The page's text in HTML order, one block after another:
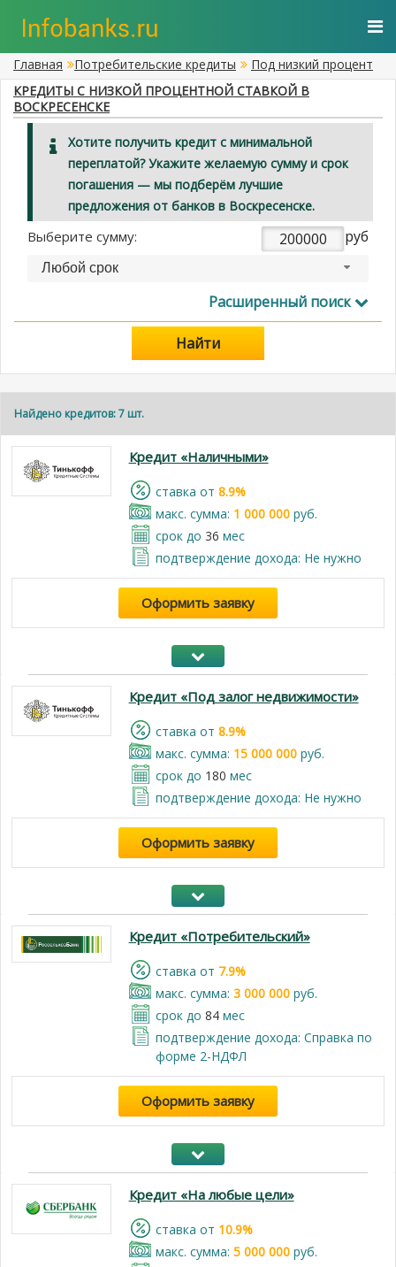
Главная Потребительские кредиты
Под низкий процент
КРЕДИТЫ С НИЗКОЙ ПРОЦЕНТНОЙ СТАВКОЙ В
ВОСКРЕСЕНСКЕ
Хотите получить кредит с минимальной
переплатой? Укажите желаемую сумму и срок
погашения — мы подберём лучшие
предложения от банков в Воскресенске.
Выберите сумму: руб
Любой срок
Расширенный поиск
Найти
Найдено кредитов: 7 шт.
Кредит «Наличными»
cтавка от 8.9%
макс. сумма: 1 000 000руб.
срок до 36 мес
подтверждение дохода: Не нужно
Оформить заявку
Кредит «Под залог недвижимости»
cтавка от 8.9%
макс. сумма: 15 000 000руб.
срок до 180 мес
подтверждение дохода: Не нужно
Оформить заявку
Кредит «Потребительский»
cтавка от 7.9%
макс. сумма: 3 000 000руб.
срок до 84мес
подтверждение дохода: Справка по
форме 2-НДФЛ
Оформить заявку
Кредит «На любые цели»
cтавка от 10.9%
макс. сумма: 5 000 000руб.